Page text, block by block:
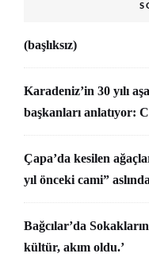
(başlıksız)
Karadeniz’in 30 yılı
başkanları anlatıyor:
Çapa’da kesilen
yıl önceki cami”
Bağcılar’da
kültür, akım oldu.’